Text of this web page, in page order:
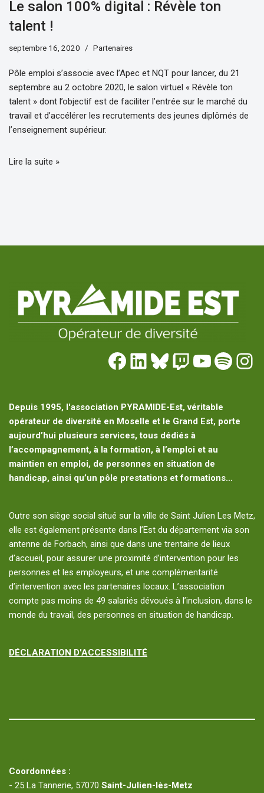
Le salon 100% digital : Révèle ton
talent !
septembre 16, 2020 Partenaires
Pôle emploi s’associe avec l’Apec et NQT pour lancer, du 21
septembre au 2 octobre 2020, le salon virtuel « Révèle ton
talent » dont l’objectif est de faciliter l’entrée sur le marché du
travail et d’accélérer les recrutements des jeunes diplômés de
l’enseignement supérieur.
Lire la suite »
Depuis 1995, l'association PYRAMIDE-Est, véritable
opérateur de diversité en Moselle et le Grand Est, porte
aujourd’hui plusieurs services, tous dédiés à
l’accompagnement, à la formation, à l’emploi et au
maintien en emploi, de personnes en situation de
handicap, ainsi qu’un pôle prestations et formations…
Outre son siège social situé sur la ville de Saint Julien Les Metz,
elle est également présente dans l’Est du département via son
antenne de Forbach, ainsi que dans une trentaine de lieux
d’accueil, pour assurer une proximité d’intervention pour les
personnes et les employeurs, et une complémentarité
d’intervention avec les partenaires locaux. L’association
compte pas moins de 49 salariés dévoués à l’inclusion, dans le
monde du travail, des personnes en situation de handicap.
DÉCLARATION D'ACCESSIBILITÉ
Coordonnées :
- 25 La Tannerie, 57070 Saint-Julien-lès-Metz